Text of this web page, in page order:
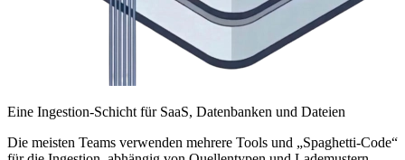
Eine Ingestion-Schicht für SaaS, Datenbanken und Dateien
Die meisten Teams verwenden mehrere Tools und „Spaghetti-Code“